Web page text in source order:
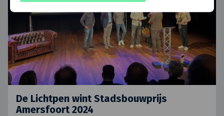
De Lichtpen wint Stadsbouwprijs
Amersfoort 2024